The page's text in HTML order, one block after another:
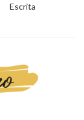
Escrita